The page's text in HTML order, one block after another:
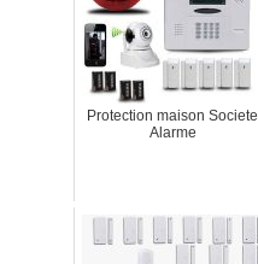
Protection maison Societe
Alarme